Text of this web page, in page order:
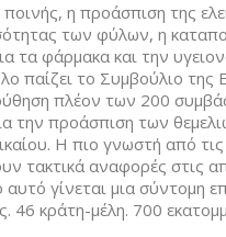
η προάσπιση της
των φύλων, η
τα φάρμακα και την
παίζει το Συμβούλιο
πλέον των 200
την προάσπιση των
Η πιο γνωστή από
τακτικά αναφορές στις
γίνεται μια σύντομη
46 κράτη-μέλη. 700